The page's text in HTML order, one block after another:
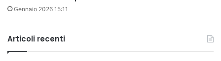
Gennaio 2026 15:11
Articoli recenti